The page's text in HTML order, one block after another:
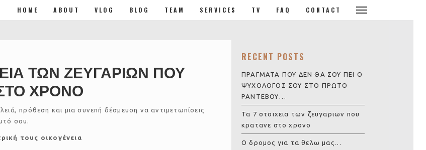
HOME ABOUT VLOG BLOG TEAM SERVICES TV FAQ CONTACT
ΤΩΝ ΖΕΥΓΑΡΙΩΝ ΠΟΥ
ΧΡΟΝΟ
πρόθεση και μια συνεπή δέσμευση να αντιμετωπίσεις
σου.
τους οικογένεια
RECENT POSTS
ΠΡΑΓΜΑΤΑ ΠΟΥ ΔΕΝ ΘΑ ΣΟΥ ΠΕΙ Ο
ΨΥΧΟΛΟΓΟΣ ΣΟΥ ΣΤΟ ΠΡΩΤΟ
ΡΑΝΤΕΒΟΥ…
Τα 7 στοιχεια των ζευγαριων που
κρατανε στο χρονο
Ο δρομος για τα θελω μας…